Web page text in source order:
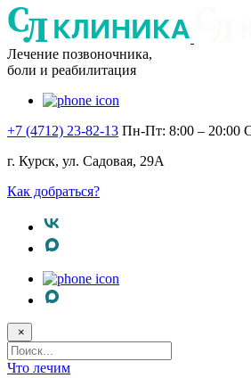
Лечение позвоночника,
боли и реабилитация
+7 (4712) 23-82-13 Пн-Пт: 8:00 – 20:00
г. Курск, ул. Садовая, 29А
Как добраться?
×
Поисковый
запрос
Что лечим